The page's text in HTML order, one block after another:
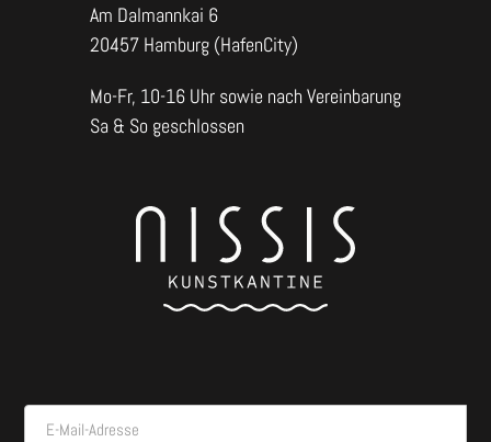
Am Dalmannkai 6
20457 Hamburg (HafenCity)
Mo-Fr, 10-16 Uhr sowie nach Vereinbarung
Sa & So geschlossen
E-Mail-Adresse